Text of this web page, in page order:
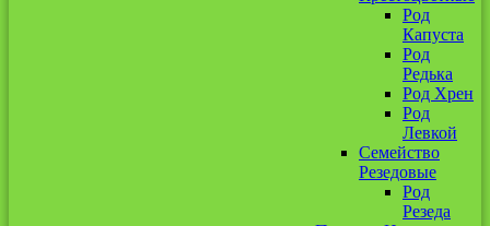
Род
Капуста
Род
Редька
Род Хрен
Род
Левкой
Семейство
Резедовые
Род
Резеда